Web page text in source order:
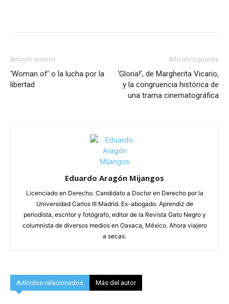
Artículo anterior
‘Woman of’ o la lucha por la
libertad
Artículo siguiente
‘Gloria!’, de Margherita Vicario,
y la congruencia histórica de
una trama cinematográfica
Eduardo Aragón Mijangos
Licenciado en Derecho. Candidato a Doctor en Derecho por la
Universidad Carlos III Madrid. Ex-abogado. Aprendiz de
periodista, escritor y fotógrafo, editor de la Revista Gato Negro y
columnista de diversos medios en Oaxaca, México. Ahora viajero
a secas.
Artículos relacionados Más del autor